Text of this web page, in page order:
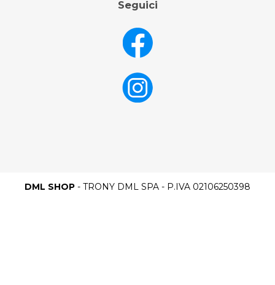
Seguici
DML SHOP - TRONY DML SPA - P.IVA 02106250398